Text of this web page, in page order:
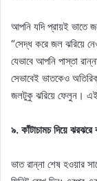
আপনি যদি প্রায়ই ভাতে
“সেদ্ধ করে জল ঝরিয়ে
যেভাবে আপনি পাস্তা
সেভাবেই ভাতকেও
জলটুকু ঝরিয়ে ফেলুন।
৯. কাঁটাচামচ দিয়ে ঝরঝরে
ভাত রান্না শেষ হওয়ার